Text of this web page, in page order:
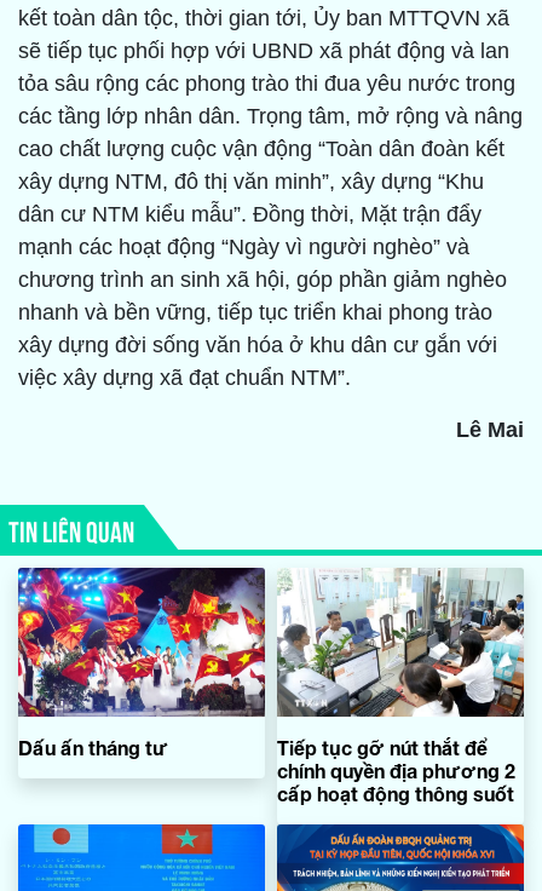
kết toàn dân tộc, thời gian tới, Ủy ban MTTQVN xã
sẽ tiếp tục phối hợp với UBND xã phát động và lan
tỏa sâu rộng các phong trào thi đua yêu nước trong
các tầng lớp nhân dân. Trọng tâm, mở rộng và nâng
cao chất lượng cuộc vận động “Toàn dân đoàn kết
xây dựng NTM, đô thị văn minh”, xây dựng “Khu
dân cư NTM kiểu mẫu”. Đồng thời, Mặt trận đẩy
mạnh các hoạt động “Ngày vì người nghèo” và
chương trình an sinh xã hội, góp phần giảm nghèo
nhanh và bền vững, tiếp tục triển khai phong trào
xây dựng đời sống văn hóa ở khu dân cư gắn với
việc xây dựng xã đạt chuẩn NTM”.
Lê Mai
TIN LIÊN QUAN
Dấu ấn tháng tư
Tiếp tục gỡ nút thắt để
chính quyền địa phương 2
cấp hoạt động thông suốt